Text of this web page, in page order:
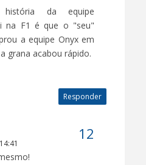
da equipe
na F1 é que o "seu"
a equipe Onyx em
grana acabou rápido.
Responder